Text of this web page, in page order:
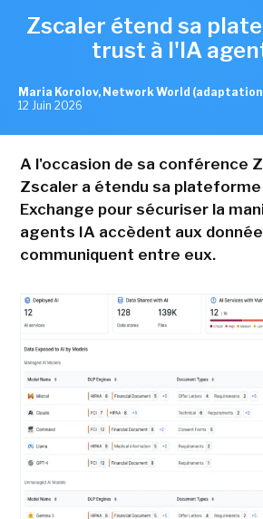
Zscaler étend sa
trust à l'IA
Maria Korolov, Network World (adaptation
12 Juin 2026
A l'occasion de sa conférence
Zscaler a étendu sa
Exchange pour sécuriser la
agents IA accèdent aux
communiquent entre eux.